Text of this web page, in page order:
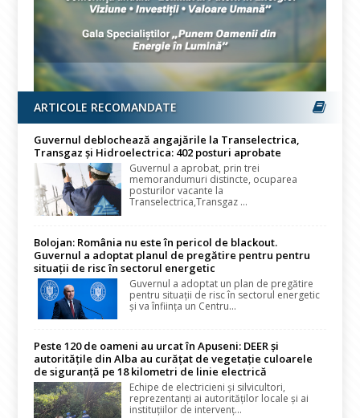
ARTICOLE RECOMANDATE
Guvernul deblochează angajările la Transelectrica,
Transgaz și Hidroelectrica: 402 posturi aprobate
Guvernul a aprobat, prin trei
memorandumuri distincte, ocuparea
posturilor vacante la
Transelectrica,Transgaz ...
Bolojan: România nu este în pericol de blackout.
Guvernul a adoptat planul de pregătire pentru pentru
situații de risc în sectorul energetic
Guvernul a adoptat un plan de pregătire
pentru situații de risc în sectorul energetic
și va înființa un Centru...
Peste 120 de oameni au urcat în Apuseni: DEER și
autoritățile din Alba au curățat de vegetație culoarele
de siguranță pe 18 kilometri de linie electrică
Echipe de electricieni și silvicultori,
reprezentanți ai autorităților locale și ai
instituțiilor de intervenț...